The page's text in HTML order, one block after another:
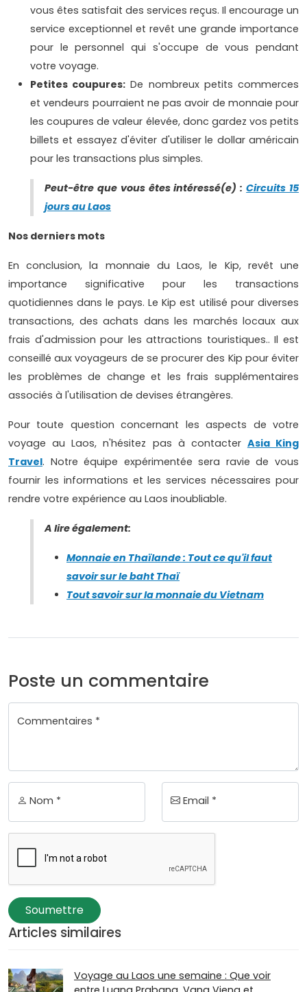
vous êtes satisfait des services reçus. Il encourage un
service exceptionnel et revêt une grande importance
pour le personnel qui s'occupe de vous pendant
votre voyage.
Petites coupures: De nombreux petits commerces
et vendeurs pourraient ne pas avoir de monnaie pour
les coupures de valeur élevée, donc gardez vos petits
billets et essayez d'éviter d'utiliser le dollar américain
pour les transactions plus simples.
Peut-être que vous êtes intéressé(e) :Circuits 15
jours au Laos
Nos derniers mots
En conclusion, la monnaie du Laos, le Kip, revêt une
importance significative pour les transactions
quotidiennes dans le pays. Le Kip est utilisé pour diverses
transactions, des achats dans les marchés locaux aux
frais d'admission pour les attractions touristiques.. Il est
conseillé aux voyageurs de se procurer des Kip pour éviter
les problèmes de change et les frais supplémentaires
associés à l'utilisation de devises étrangères.
Pour toute question concernant les aspects de votre
voyage au Laos, n'hésitez pas à contacter Asia King
Travel. Notre équipe expérimentée sera ravie de vous
fournir les informations et les services nécessaires pour
rendre votre expérience au Laos inoubliable.
A lire également:
Monnaie en Thaïlande : Tout ce qu'il faut
savoir sur le baht Thaï
Tout savoir sur la monnaie du Vietnam
Poste un commentaire
Commentaires *
Nom * Email *
Soumettre
Articles similaires
Voyage au Laos une semaine : Que voir